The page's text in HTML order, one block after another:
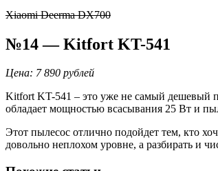
Xiaomi Deerma DX700
№14 — Kitfort KT-541
Цена: 7 890 рублей
Kitfort KT-541 – это уже не самый дешевый
обладает мощностью всасывания 25 Вт и
Этот пылесос отлично подойдет тем, кто
довольно неплохом уровне, а разбирать и